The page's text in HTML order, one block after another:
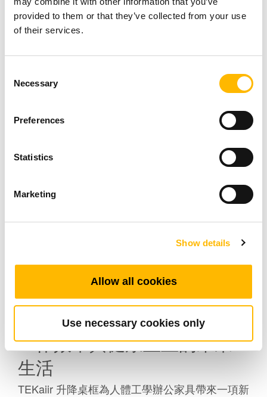
provided to them or that they’ve collected from your use
of their services.
Selection
Necessary
Preferences
Statistics
Marketing
Show details
Allow all cookies
Use necessary cookies only
加入比較清單
工作效率與健康並重的未來
生活
TEKaiir 升降桌框為人體工學辦公家具帶來一項新